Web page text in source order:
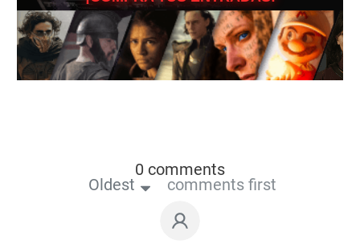
0 comments
Oldest comments first